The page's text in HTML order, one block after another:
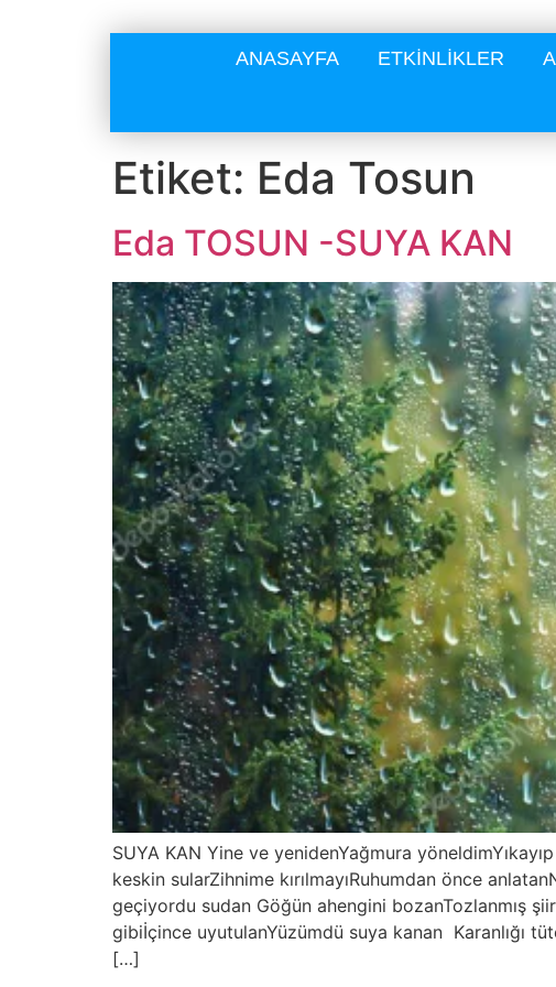
ANASAYFA ETKİNLİKLER
Etiket: Eda Tosun
Eda TOSUN -SUYA KAN
SUYA KAN Yine ve yenidenYağmura
keskin sularZihnime kırılmayıRuhumdan önce
geçiyordu sudan Göğün ahengini bozanTozlanmış
gibiİçince uyutulanYüzümdü suya kanan Karanlığı
[…]